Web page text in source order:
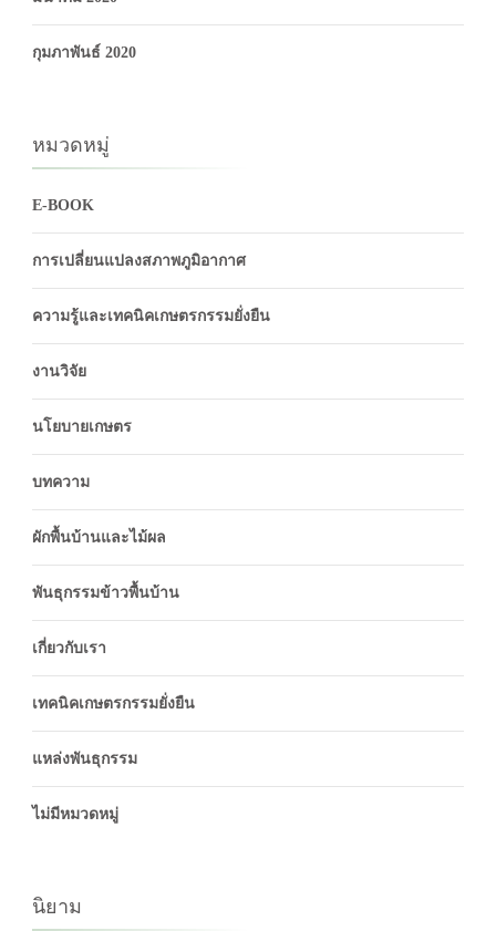
กุมภาพันธ์ 2020
หมวดหมู่
E-BOOK
การเปลี่ยนแปลงสภาพภูมิอากาศ
ความรู้และเทคนิคเกษตรกรรมยั่งยืน
งานวิจัย
นโยบายเกษตร
บทความ
ผักพื้นบ้านและไม้ผล
พันธุกรรมข้าวพื้นบ้าน
เกี่ยวกับเรา
เทคนิคเกษตรกรรมยั่งยืน
แหล่งพันธุกรรม
ไม่มีหมวดหมู่
นิยาม